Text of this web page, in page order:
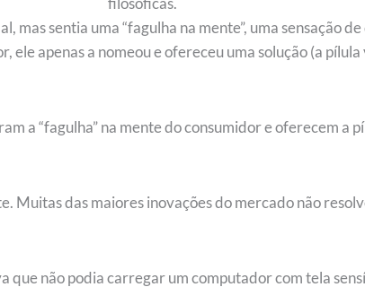
mas sentia uma “fagulha na mente”, uma sensação
ele apenas a nomeou e ofereceu uma solução (a
a “fagulha” na mente do consumidor e oferecem a
Muitas das maiores inovações do mercado não
que não podia carregar um computador com tela